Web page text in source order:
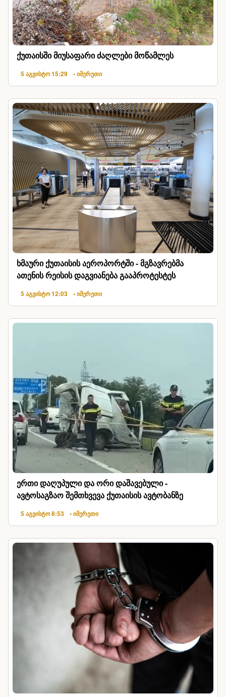
ქუთაისში მიუსაფარი ძაღლები მოწამლეს
5 აგვისტო 15:29 • იმერეთი
ხმაური ქუთაისის აეროპორტში - მგზავრებმა
ათენის რეისის დაგვიანება გააპროტესტეს
5 აგვისტო 12:03 • იმერეთი
ერთი დაღუპული და ორი დაშავებული -
ავტოსაგზაო შემთხვევა ქუთაისის ავტობანზე
5 აგვისტო 8:53 • იმერეთი